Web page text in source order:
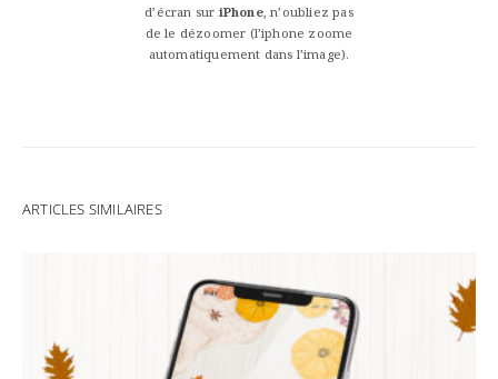
d’écran sur iPhone, n’oubliez pas
de le dézoomer (l’iphone zoome
automatiquement dans l’image).
ARTICLES SIMILAIRES